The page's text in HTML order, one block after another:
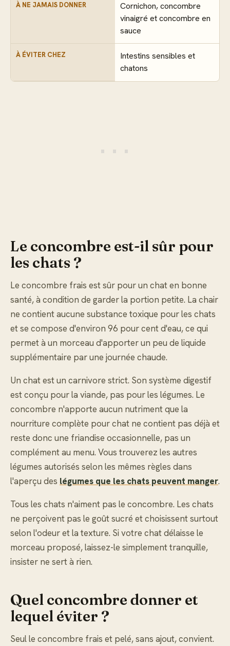
À NE JAMAIS DONNER
Cornichon, concombre
vinaigré et concombre en
sauce
À ÉVITER CHEZ
Intestins sensibles et
chatons
Le concombre est-il sûr pour
les chats ?
Le concombre frais est sûr pour un chat en bonne
santé, à condition de garder la portion petite. La chair
ne contient aucune substance toxique pour les chats
et se compose d'environ 96 pour cent d'eau, ce qui
permet à un morceau d'apporter un peu de liquide
supplémentaire par une journée chaude.
Un chat est un carnivore strict. Son système digestif
est conçu pour la viande, pas pour les légumes. Le
concombre n'apporte aucun nutriment que la
nourriture complète pour chat ne contient pas déjà et
reste donc une friandise occasionnelle, pas un
complément au menu. Vous trouverez les autres
légumes autorisés selon les mêmes règles dans
l'aperçu des légumes que les chats peuvent manger.
Tous les chats n'aiment pas le concombre. Les chats
ne perçoivent pas le goût sucré et choisissent surtout
selon l'odeur et la texture. Si votre chat délaisse le
morceau proposé, laissez-le simplement tranquille,
insister ne sert à rien.
Quel concombre donner et
lequel éviter ?
Seul le concombre frais et pelé, sans ajout, convient.